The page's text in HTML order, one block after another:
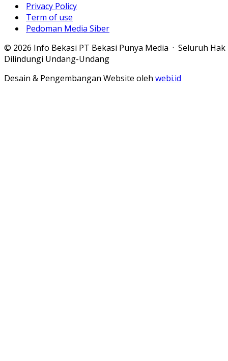
Privacy Policy
Term of use
Pedoman Media Siber
© 2026 Info Bekasi PT Bekasi Punya Media · Seluruh Hak
Dilindungi Undang-Undang
Desain & Pengembangan Website oleh webi.id